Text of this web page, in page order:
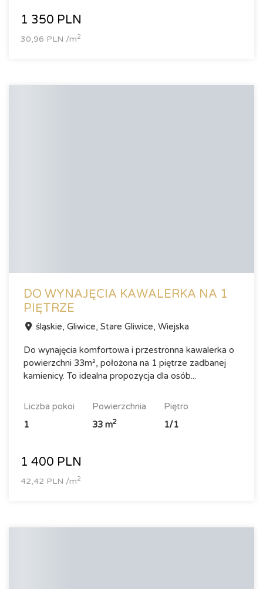
1 350 PLN
30,96 PLN /m2
DO WYNAJĘCIA KAWALERKA NA 1
PIĘTRZE
śląskie, Gliwice, Stare Gliwice, Wiejska
Do wynajęcia komfortowa i przestronna kawalerka o
powierzchni 33m², położona na 1 piętrze zadbanej
kamienicy. To idealna propozycja dla osób...
liczba pokoi
1
powierzchnia
33 m2
piętro
1/1
1 400 PLN
42,42 PLN /m2